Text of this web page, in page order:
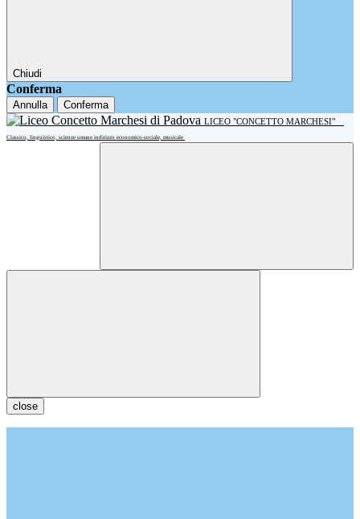
Chiudi
Conferma
Annulla Conferma
LICEO "CONCETTO MARCHESI"
Classico, linguistico, scienze umane indirizzo economico-sociale, musicale
close